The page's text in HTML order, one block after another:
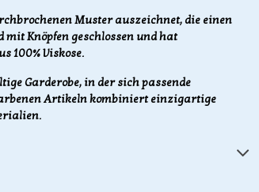
Muster auszeichnet, die einen
Knöpfen geschlossen und hat
100% Viskose.
Garderobe, in der sich passende
Artikeln kombiniert einzigartige